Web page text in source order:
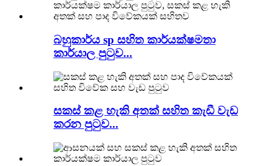
බහුකාර්ය sp සහිත කාර්යක්ෂමතා
කාර්යාල පුටුව...
සකස් කළ හැකි අතක් සහිත කැඩී වැඩ
කරන පුටුව...